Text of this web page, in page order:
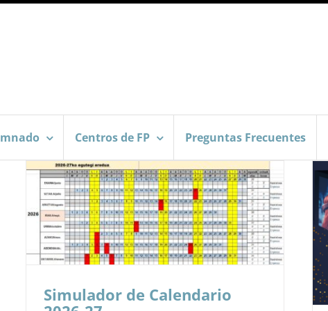
Centros de FP Preguntas Frecuentes
Simulador de Calendario